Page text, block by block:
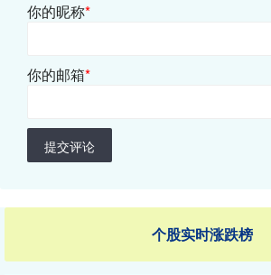
你的昵称*
你的邮箱*
提交评论
个股实时涨跌榜